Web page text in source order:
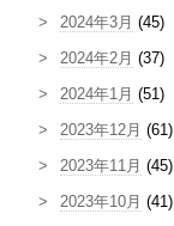
2024年3月 (45)
2024年2月 (37)
2024年1月 (51)
2023年12月 (61)
2023年11月 (45)
2023年10月 (41)